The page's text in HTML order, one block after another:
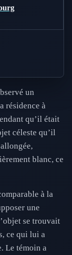
un
résidence à
qu’il était
céleste qu’il
blanc, ce
à la
une
se trouvait
ce qui lui a
Le témoin a